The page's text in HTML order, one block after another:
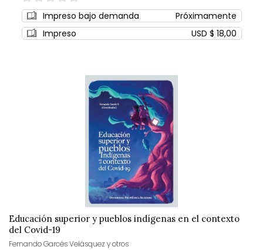
0%
Impreso bajo demanda
Próximamente
Impreso
USD $ 18,00
Educación superior y pueblos indígenas en el contexto
del Covid-19
Fernando Garcés Velásquez y otros